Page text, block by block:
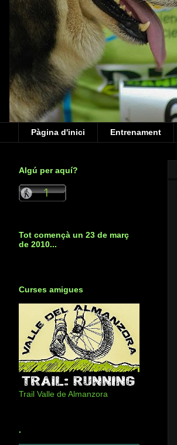
Pàgina d'inici Entrenament
Algú per aquí?
Tot començà un 23 de març
de 2010...
Curses amigues
Trail Valle de Almanzora
.